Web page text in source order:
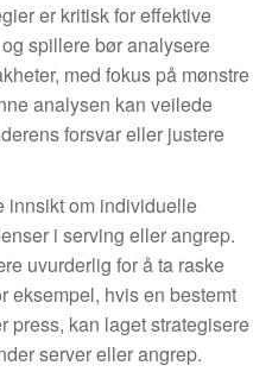
er kritisk for effektive
spillere bør analysere
med fokus på mønstre
analysen kan veilede
forsvar eller justere
innsikt om individuelle
i serving eller angrep.
uvurderlig for å ta raske
eksempel, hvis en bestemt
press, kan laget strategisere
server eller angrep.